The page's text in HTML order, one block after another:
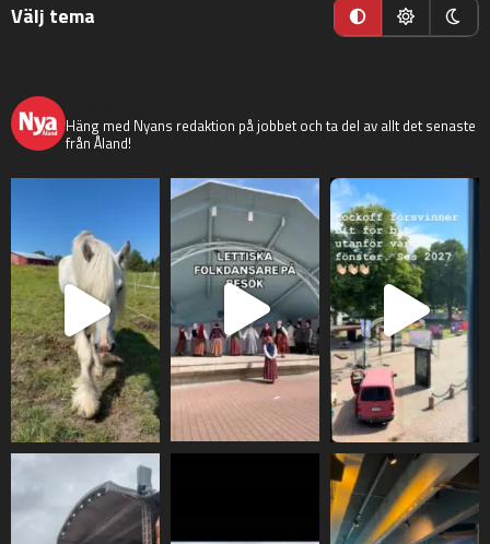
Välj tema
Häng med Nyans redaktion på jobbet och ta del av allt det senaste
från Åland!